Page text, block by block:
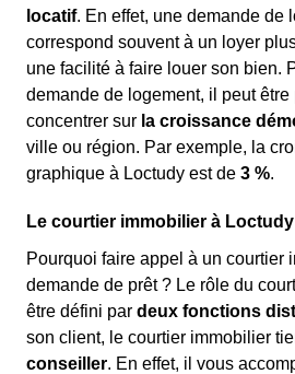
locatif. En effet, une demande de
correspond souvent à un loyer
une facilité à faire louer son bien.
demande de logement, il peut être
concentrer sur la croissance
ville ou région. Par exemple, la
graphique à Loctudy est de 3 %.
Le courtier immobilier à
Pourquoi faire appel à un courtier
demande de prêt ? Le rôle du
être défini par deux fonctions
son client, le courtier immobilier
conseiller. En effet, il vous